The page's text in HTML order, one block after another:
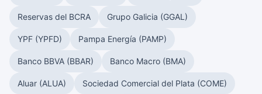
Reservas del BCRA Grupo Galicia (GGAL)
YPF (YPFD) Pampa Energía (PAMP)
Banco BBVA (BBAR) Banco Macro (BMA)
Aluar (ALUA) Sociedad Comercial del Plata (COME)